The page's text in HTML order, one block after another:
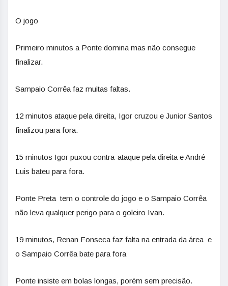
O jogo
Primeiro minutos a Ponte domina mas não consegue
finalizar.
Sampaio Corrêa faz muitas faltas.
12 minutos ataque pela direita, Igor cruzou e Junior Santos
finalizou para fora.
15 minutos Igor puxou contra-ataque pela direita e André
Luis bateu para fora.
Ponte Preta tem o controle do jogo e o Sampaio Corrêa
não leva qualquer perigo para o goleiro Ivan.
19 minutos, Renan Fonseca faz falta na entrada da área e
o Sampaio Corrêa bate para fora
Ponte insiste em bolas longas, porém sem precisão.